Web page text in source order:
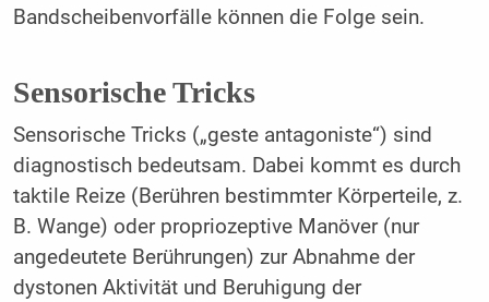
Bandscheibenvorfälle können die Folge sein.
Sensorische Tricks
Sensorische Tricks („geste antagoniste“) sind
diagnostisch bedeutsam. Dabei kommt es durch
taktile Reize (Berühren bestimmter Körperteile, z.
B. Wange) oder propriozeptive Manöver (nur
angedeutete Berührungen) zur Abnahme der
dystonen Aktivität und Beruhigung der